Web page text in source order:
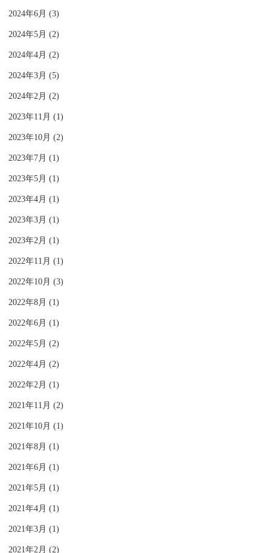
2024年6月 (3)
2024年5月 (2)
2024年4月 (2)
2024年3月 (5)
2024年2月 (2)
2023年11月 (1)
2023年10月 (2)
2023年7月 (1)
2023年5月 (1)
2023年4月 (1)
2023年3月 (1)
2023年2月 (1)
2022年11月 (1)
2022年10月 (3)
2022年8月 (1)
2022年6月 (1)
2022年5月 (2)
2022年4月 (2)
2022年2月 (1)
2021年11月 (2)
2021年10月 (1)
2021年8月 (1)
2021年6月 (1)
2021年5月 (1)
2021年4月 (1)
2021年3月 (1)
2021年2月 (2)